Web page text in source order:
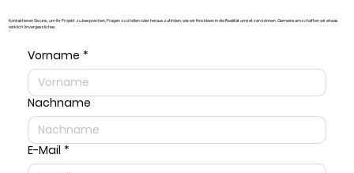
Kontaktieren Sie uns, um Ihr Projekt zu besprechen, Fragen zu stellen oder herauszufinden, wie wir Ihre Ideen in die Realität umsetzen können. Gemeinsam schaffen wir etwas
wirklich Unvergessliches.
Vorname *
Nachname
E-Mail *